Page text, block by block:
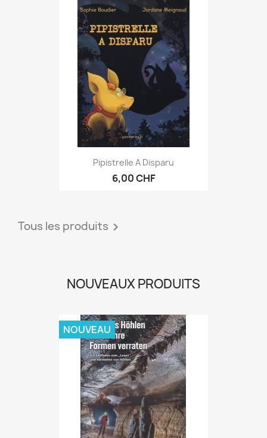
Pipistrelle A Disparu
6,00 CHF
Tous les produits 
NOUVEAUX PRODUITS
NOUVEAU